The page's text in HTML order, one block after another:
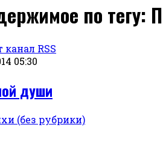
по тегу:
RSS
05:30
души
(без рубрики)